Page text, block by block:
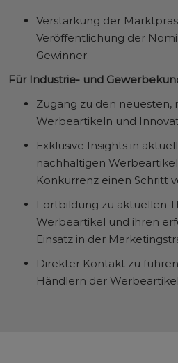
Verstärkung der
Veröffentlichung der
Gewinner.
Für Industrie- und
Zugang zu den neuesten,
Werbeartikeln und
Exklusive Insights in
nachhaltigen
Konkurrenz einen Schritt
Fortbildung zu aktuellen
Werbeartikel und ihren
Einsatz in der
Direkter Kontakt zu
Händlern der